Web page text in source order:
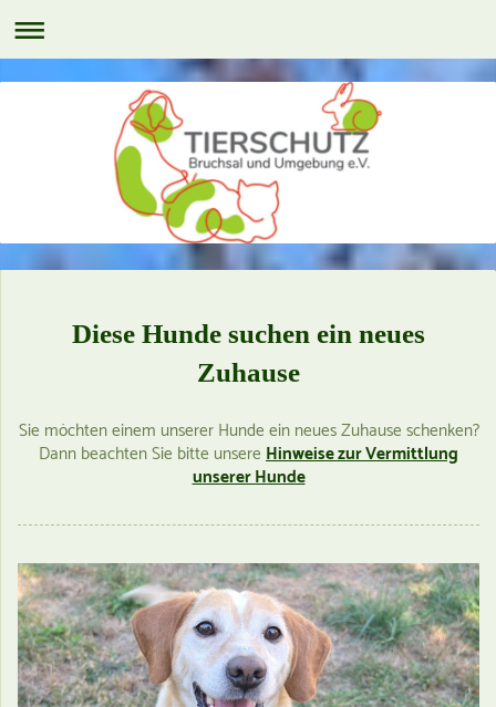
Diese Hunde suchen ein neues
Zuhause
Sie möchten einem unserer Hunde ein neues Zuhause schenken?
Dann beachten Sie bitte unsere Hinweise zur Vermittlung
unserer Hunde